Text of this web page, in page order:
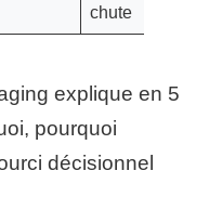
chute
explique en 5
pourquoi
décisionnel